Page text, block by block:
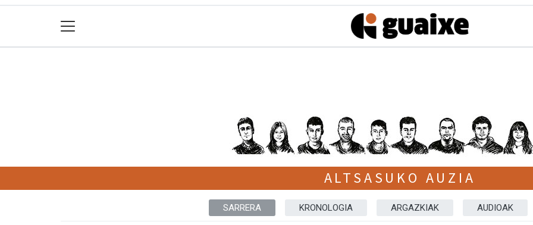
ALTSASUKO AUZIA
SARRERA KRONOLOGIA ARGAZKIAK AUDIOAK